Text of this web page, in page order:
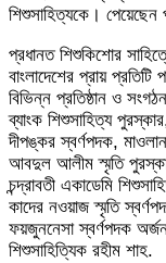
শিশুসাহিত্যকে। পেয়েছেন
প্রধানত শিশুকিশোর
বাংলাদেশের প্রায়
বিভিন্ন প্রতিষ্ঠান ও
ব্যাংক শিশুসাহিত্য
দীপঙ্কর স্বর্ণপদক,
আবদুল আলীম স্মৃতি
চন্দ্রাবতী একাডেমি
কাদের নওয়াজ স্মৃতি
ফয়জুননেসা স্বর্ণপদক
শিশুসাহিত্যিক রহীম শাহ.